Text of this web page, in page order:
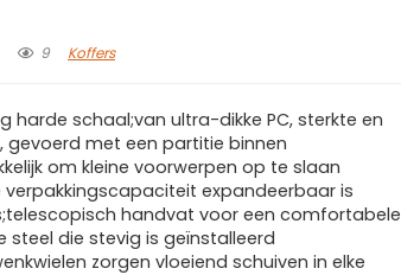
9 Koffers
harde schaal;van ultra-dikke PC, sterkte en
gevoerd met een partitie binnen
om kleine voorwerpen op te slaan
verpakkingscapaciteit expandeerbaar is
handvat voor een comfortabele
steel die stevig is geïnstalleerd
zorgen vloeiend schuiven in elke